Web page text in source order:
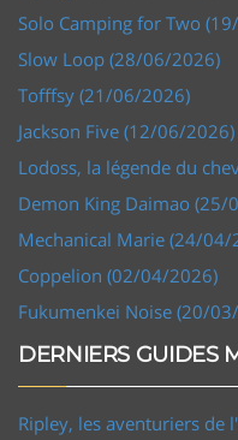
Solo Camping for Two
Slow Loop (28/06/2026)
Tofffsy (21/06/2026)
Jackson Five (12/06/2026)
Lodoss, la légende du
Demon King Daimao (25/
Mechanical Marie (24/04/
Coppelion (02/04/2026)
Fukumenkei Noise (20/
DERNIERS GUIDES
Ripley, les aventuriers de